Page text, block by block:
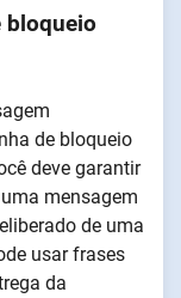
bloqueio
de bloqueio
deve garantir
mensagem
de uma
usar frases
da